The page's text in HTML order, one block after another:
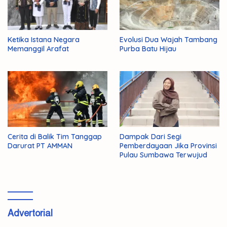
Ketika Istana Negara
Memanggil Arafat
Evolusi Dua Wajah Tambang
Purba Batu Hijau
Cerita di Balik Tim Tanggap
Darurat PT AMMAN
Dampak Dari Segi
Pemberdayaan Jika Provinsi
Pulau Sumbawa Terwujud
Advertorial